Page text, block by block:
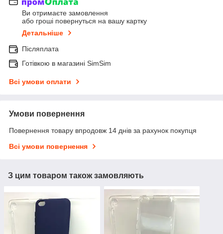
Ви отримаєте замовлення
або гроші повернуться на вашу картку
Детальніше
Післяплата
Готівкою в магазині SimSim
Всі умови оплати
Умови повернення
Повернення товару впродовж 14 днів за рахунок покупця
Всі умови повернення
З цим товаром також замовляють